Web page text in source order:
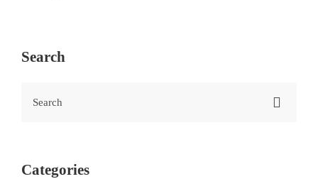
Search
Categories